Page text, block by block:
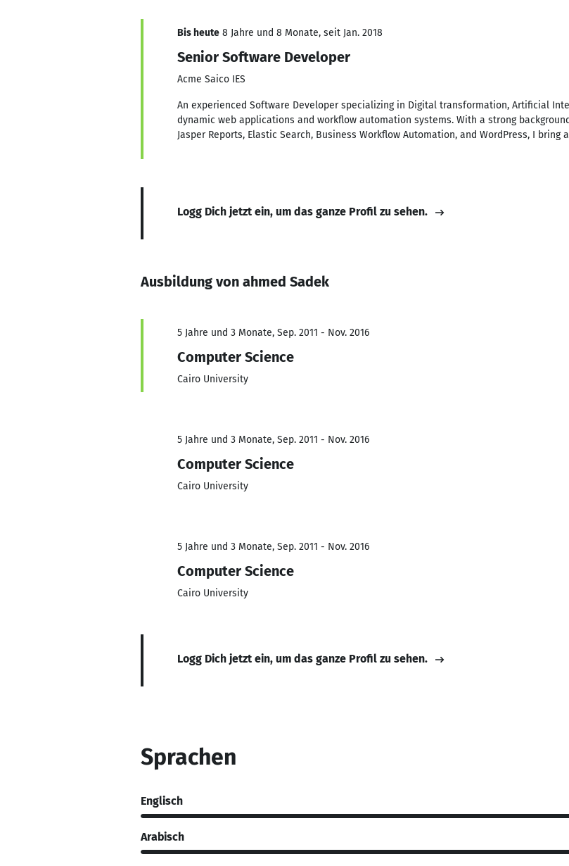
Bis heute 8 Jahre und 8 Monate, seit Jan. 2018
Senior Software Developer
Acme Saico IES
An experienced Software Developer specializing in Digital transformation, Artificial
dynamic web applications and workflow automation systems. With a strong background
Jasper Reports, Elastic Search, Business Workflow Automation, and WordPress, I
Logg Dich jetzt ein, um das ganze Profil zu sehen.
Ausbildung von ahmed Sadek
5 Jahre und 3 Monate, Sep. 2011 - Nov. 2016
Computer Science
Cairo University
5 Jahre und 3 Monate, Sep. 2011 - Nov. 2016
Computer Science
Cairo University
5 Jahre und 3 Monate, Sep. 2011 - Nov. 2016
Computer Science
Cairo University
Logg Dich jetzt ein, um das ganze Profil zu sehen.
Sprachen
Englisch
Arabisch